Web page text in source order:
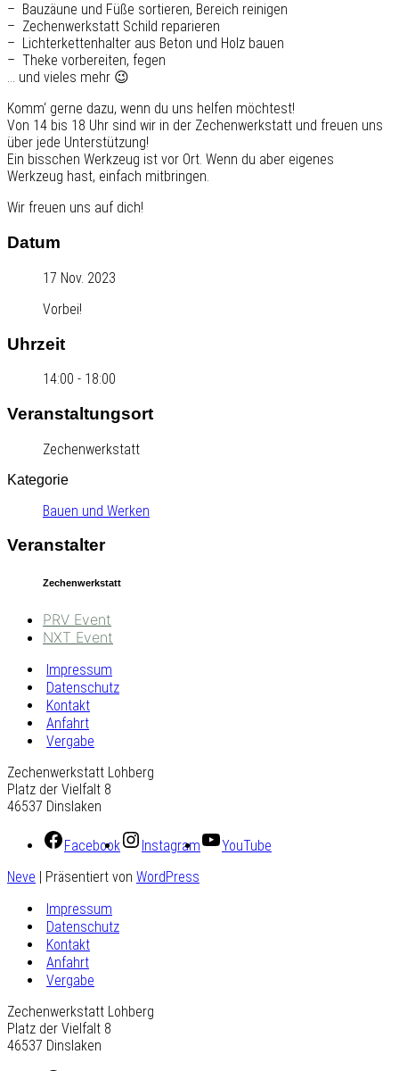
– Bauzäune und Füße sortieren, Bereich reinigen
– Zechenwerkstatt Schild reparieren
– Lichterkettenhalter aus Beton und Holz bauen
– Theke vorbereiten, fegen
… und vieles mehr 😉
Komm‘ gerne dazu, wenn du uns helfen möchtest!
Von 14 bis 18 Uhr sind wir in der Zechenwerkstatt und freuen uns
über jede Unterstützung!
Ein bisschen Werkzeug ist vor Ort. Wenn du aber eigenes
Werkzeug hast, einfach mitbringen.
Wir freuen uns auf dich!
Datum
17 Nov. 2023
Vorbei!
Uhrzeit
14:00 - 18:00
Veranstaltungsort
Zechenwerkstatt
Kategorie
Bauen und Werken
Veranstalter
Zechenwerkstatt
PRV Event
NXT Event
Impressum
Datenschutz
Kontakt
Anfahrt
Vergabe
Zechenwerkstatt Lohberg
Platz der Vielfalt 8
46537 Dinslaken
Facebook Instagram
YouTube
Neve | Präsentiert von WordPress
Impressum
Datenschutz
Kontakt
Anfahrt
Vergabe
Zechenwerkstatt Lohberg
Platz der Vielfalt 8
46537 Dinslaken